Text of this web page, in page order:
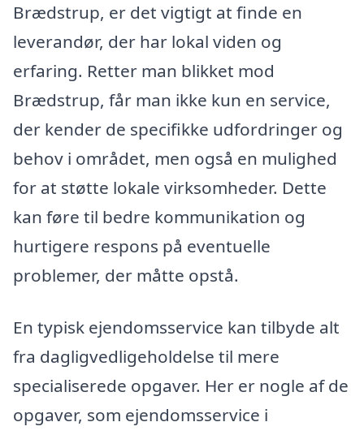
Brædstrup, er det vigtigt at finde en
leverandør, der har lokal viden og
erfaring. Retter man blikket mod
Brædstrup, får man ikke kun en service,
der kender de specifikke udfordringer og
behov i området, men også en mulighed
for at støtte lokale virksomheder. Dette
kan føre til bedre kommunikation og
hurtigere respons på eventuelle
problemer, der måtte opstå.
En typisk ejendomsservice kan tilbyde alt
fra dagligvedligeholdelse til mere
specialiserede opgaver. Her er nogle af de
opgaver, som ejendomsservice i